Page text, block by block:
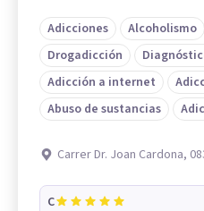
Adicciones Alcoholismo
Drogadicción
Adicción a internet
Abuso de sustancias
Carrer Dr. Joan Cardona,
C